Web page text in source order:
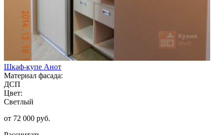
Шкаф-купе Анот
Материал фасада:
ДСП
Цвет:
Светлый
от 72 000 руб.